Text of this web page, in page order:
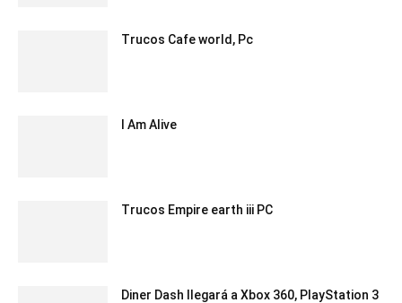
Trucos Cafe world, Pc
I Am Alive
Trucos Empire earth iii PC
Diner Dash llegará a Xbox 360, PlayStation 3